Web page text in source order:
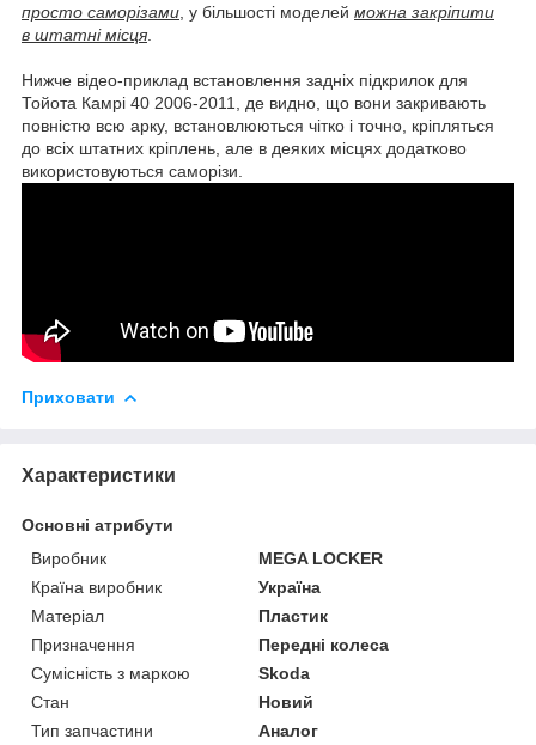
просто саморізами , у більшості моделей можна закріпити
в штатні місця
Нижче відео-приклад встановлення задніх підкрилок для
Тойота Камрі 40 2006-2011, де видно, що вони закривають
повністю всю арку, встановлюються чітко і точно, кріпляться
до всіх штатних кріплень, але в деяких місцях додатково
використовуються саморізи.
Приховати
Характеристики
Основні атрибути
Виробник
MEGA LOCKER
Країна виробник
Україна
Матеріал
Пластик
Призначення
Передні колеса
Сумісність з маркою
Skoda
Стан
Новий
Тип запчастини
Аналог